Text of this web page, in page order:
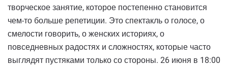
творческое занятие, которое постепенно становится
чем-то больше репетиции. Это спектакль о голосе, о
смелости говорить, о женских историях, о
повседневных радостях и сложностях, которые часто
выглядят пустяками только со стороны. 26 июня в 18:00